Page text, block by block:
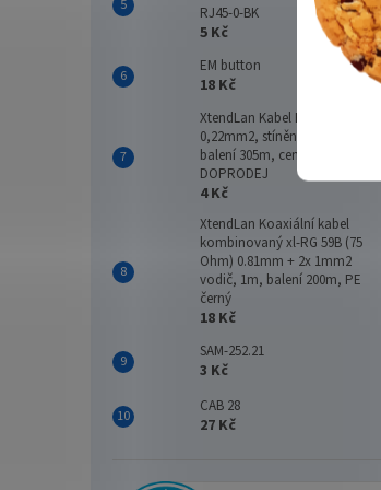
RJ45-0-BK
5 Kč
EM button
18 Kč
XtendLan Kabel B9501NH, 2+1,
0,22mm2, stíněný, 75 Ohm,
balení 305m, cena za 1m, LS0H -
DOPRODEJ
4 Kč
XtendLan Koaxiální kabel
kombinovaný xl-RG 59B (75
Ohm) 0.81mm + 2x 1mm2
vodič, 1m, balení 200m, PE
černý
18 Kč
SAM-252.21
3 Kč
CAB 28
27 Kč